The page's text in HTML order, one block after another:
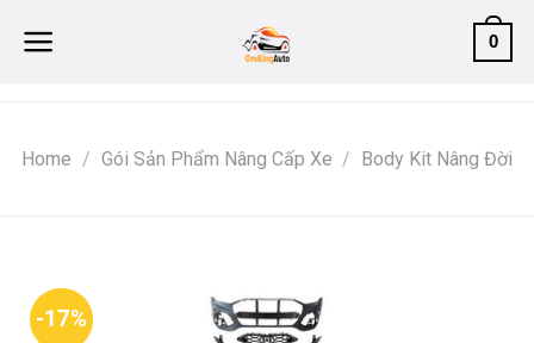
0
Home / Gói Sản Phẩm Nâng Cấp Xe / Body Kit Nâng Đời
-17%